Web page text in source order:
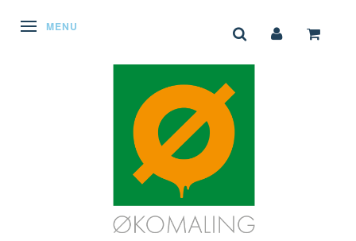
SKIFTE NAVIGATION
MENU